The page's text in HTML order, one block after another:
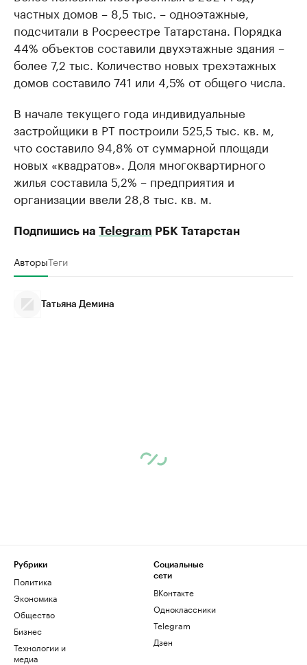
частных домов – 8,5 тыс. – одноэтажные,
подсчитали в Росреестре Татарстана. Порядка
44% объектов составили двухэтажные здания –
более 7,2 тыс. Количество новых трехэтажных
домов составило 741 или 4,5% от общего числа.
В начале текущего года индивидуальные
застройщики в РТ построили 525,5 тыс. кв. м,
что составило 94,8% от суммарной площади
новых «квадратов». Доля многоквартирного
жилья составила 5,2% – предприятия и
организации ввели 28,8 тыс. кв. м.
Подпишись на Telegram РБК Татарстан
АвторыТеги
Татьяна Демина
Рубрики
Политика
Экономика
Общество
Бизнес
Технологии и
медиа
Социальные
сети
ВКонтакте
Одноклассники
Telegram
Дзен